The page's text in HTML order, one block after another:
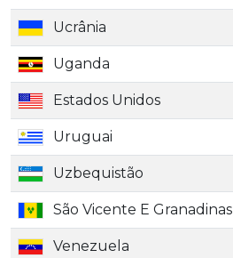
Ucrânia
Uganda
Estados Unidos
Uruguai
Uzbequistão
São Vicente E Granadinas
Venezuela